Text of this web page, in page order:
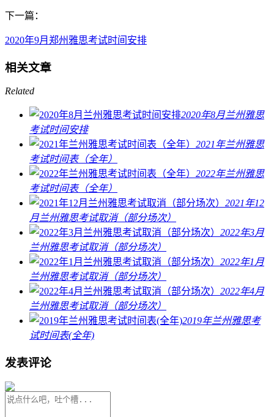
下一篇：
2020年9月郑州雅思考试时间安排
相关文章
Related
2020年8月兰州雅思
考试时间安排
2021年兰州雅思
考试时间表（全年）
2022年兰州雅思
考试时间表（全年）
2021年12
月兰州雅思考试取消（部分场次）
2022年3月
兰州雅思考试取消（部分场次）
2022年1月
兰州雅思考试取消（部分场次）
2022年4月
兰州雅思考试取消（部分场次）
2019年兰州雅思考
试时间表(全年)
发表评论